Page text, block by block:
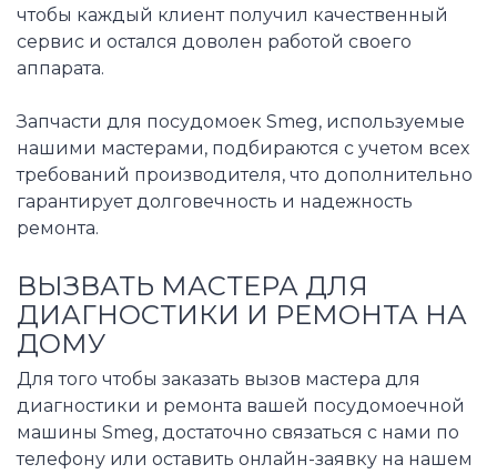
чтобы каждый клиент получил качественный
сервис и остался доволен работой своего
аппарата.
Запчасти для посудомоек Smeg, используемые
нашими мастерами, подбираются с учетом всех
требований производителя, что дополнительно
гарантирует долговечность и надежность
ремонта.
ВЫЗВАТЬ МАСТЕРА ДЛЯ
ДИАГНОСТИКИ И РЕМОНТА НА
ДОМУ
Для того чтобы заказать вызов мастера для
диагностики и ремонта вашей посудомоечной
машины Smeg, достаточно связаться с нами по
телефону или оставить онлайн-заявку на нашем